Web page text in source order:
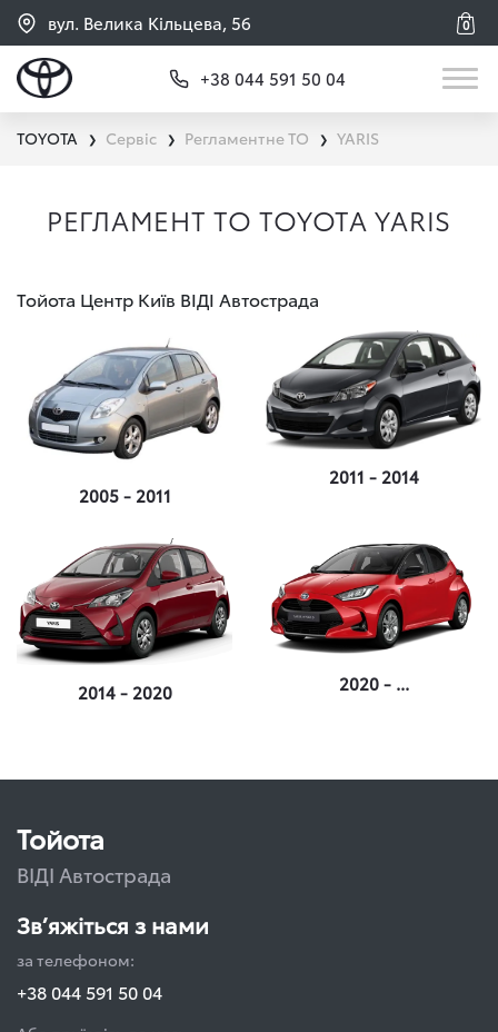
вул. Велика Кільцева, 56 0
+38 044 591 50 04
TOYOTA ❯ Сервіс ❯ Регламентне ТО ❯ YARIS
РЕГЛАМЕНТ ТО TOYOTA YARIS
Тойота Центр Київ ВІДІ Автострада
2005 - 2011
2011 - 2014
2014 - 2020 2020 - ...
Тойота
ВІДІ Автострада
Зв’яжіться з нами
за телефоном:
+38 044 591 50 04